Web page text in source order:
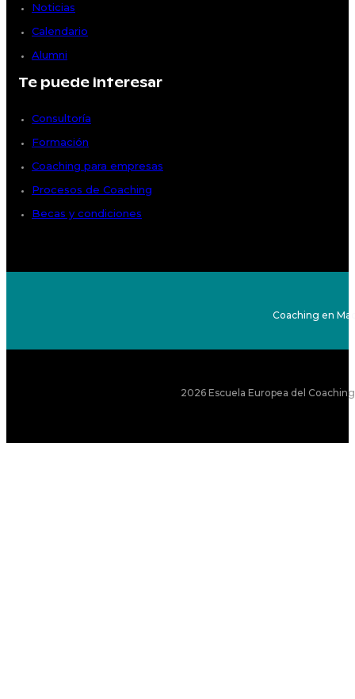
Noticias
Calendario
Alumni
Te puede interesar
Consultoría
Formación
Coaching para empresas
Procesos de Coaching
Becas y condiciones
Coaching en
2026 Escuela Europea del Coaching